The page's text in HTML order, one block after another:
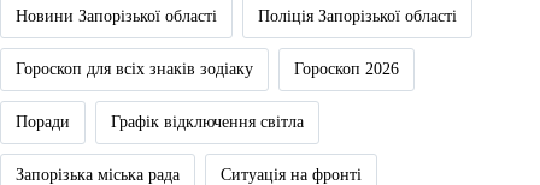
Новини Запорізької області Поліція Запорізької області
Гороскоп для всіх знаків зодіаку Гороскоп 2026
Поради Графік відключення світла
Запорізька міська рада Ситуація на фронті